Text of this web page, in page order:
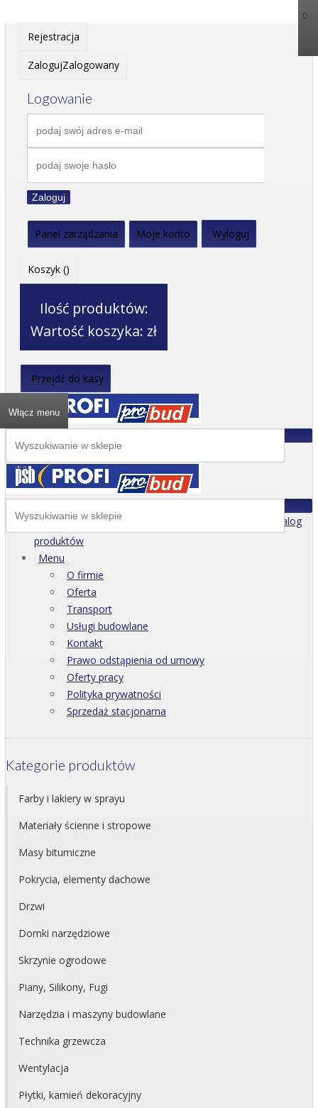
Rejestracja
ZalogujZalogowany
Logowanie
Zaloguj
Panel zarządzania Moje konto Wyloguj
Koszyk ()
Ilość produktów:
Wartość koszyka: zł
Przejdź do kasy
Włącz menu
Katalog
produktów
Menu
O firmie
Oferta
Transport
Usługi budowlane
Kontakt
Prawo odstąpienia od umowy
Oferty pracy
Polityka prywatności
Sprzedaż stacjonarna
Kategorie produktów
Farby i lakiery w sprayu
Materiały ścienne i stropowe
Masy bitumiczne
Pokrycia, elementy dachowe
Drzwi
Domki narzędziowe
Skrzynie ogrodowe
Piany, Silikony, Fugi
Narzędzia i maszyny budowlane
Technika grzewcza
Wentylacja
Płytki, kamień dekoracyjny